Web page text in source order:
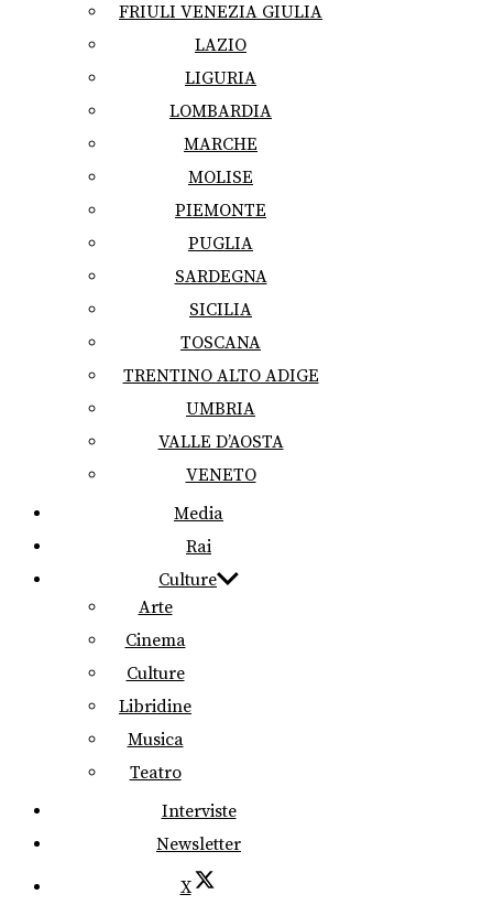
FRIULI VENEZIA GIULIA
LAZIO
LIGURIA
LOMBARDIA
MARCHE
MOLISE
PIEMONTE
PUGLIA
SARDEGNA
SICILIA
TOSCANA
TRENTINO ALTO ADIGE
UMBRIA
VALLE D’AOSTA
VENETO
Media
Rai
Culture
Arte
Cinema
Culture
Libridine
Musica
Teatro
Interviste
Newsletter
X